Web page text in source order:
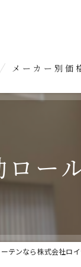
メーカー別価
ー
テンなら株式会社ロ